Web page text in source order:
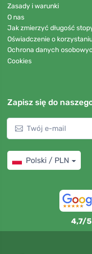
Zasady i warunki
O nas
Jak zmierzyć długość
Oświadczenie o
Ochrona danych
Cookies
Zapisz się do
Polski / PLN
4,7/5